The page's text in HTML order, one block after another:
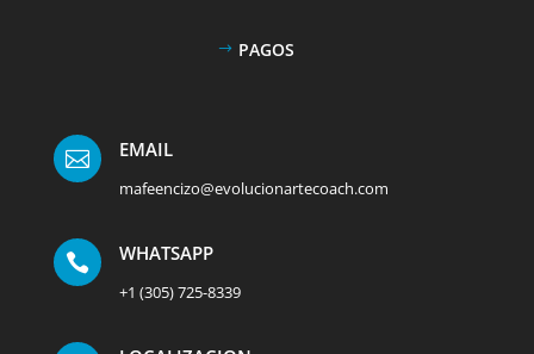
PAGOS
 EMAIL
mafeencizo@evolucionartecoach.com
 WHATSAPP
+1 (305) 725-8339